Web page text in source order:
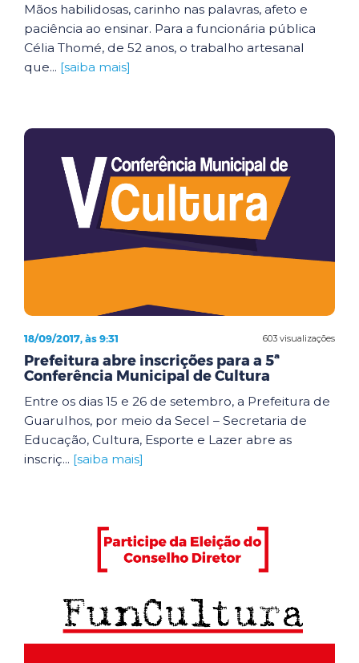
Mãos habilidosas, carinho nas palavras, afeto e
paciência ao ensinar. Para a funcionária pública
Célia Thomé, de 52 anos, o trabalho artesanal
que... [saiba mais]
603 visualizações
18/09/2017, às 9:31
Prefeitura abre inscrições para a 5ª
Conferência Municipal de Cultura
Entre os dias 15 e 26 de setembro, a Prefeitura de
Guarulhos, por meio da Secel – Secretaria de
Educação, Cultura, Esporte e Lazer abre as
inscriç... [saiba mais]